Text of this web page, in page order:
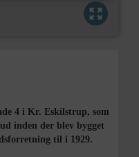
4 i Kr. Eskilstrup, som
ud inden der blev bygget
til i 1929.